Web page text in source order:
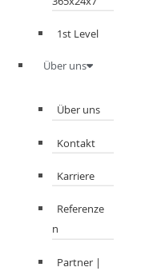
1st Level
Über uns
Über uns
Kontakt
Karriere
Referenze
n
Partner |